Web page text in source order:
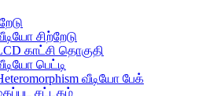
சிற்றேடு
காட்சி தொகுதி
பெட்டி
வீடியோ பேக்
சட்டகம்